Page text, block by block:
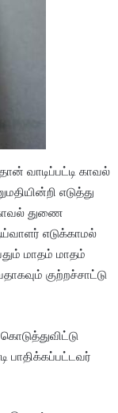
வாடிப்பட்டி காவல்
எடுத்து
காவல் துணை
எடுக்காமல்
மாதம் மாதம்
குற்றச்சாட்டு